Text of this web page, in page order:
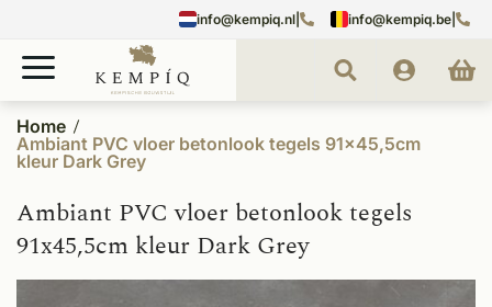
info@kempiq.nl info@kempiq.be
Home
Ambiant PVC vloer betonlook tegels 91x45,5cm
kleur Dark Grey
Ambiant PVC vloer betonlook tegels
91x45,5cm kleur Dark Grey